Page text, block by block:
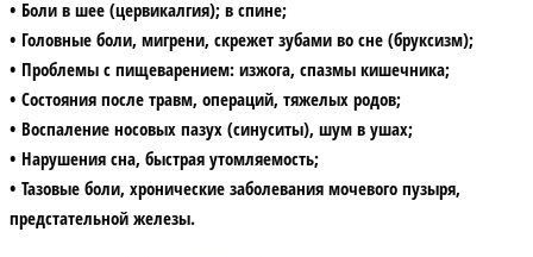
• Боли в шее (цервикалгия); в спине;
• Головные боли, мигрени, скрежет зубами во сне (бруксизм);
• Проблемы с пищеварением: изжога, спазмы кишечника;
• Состояния после травм, операций, тяжелых родов;
• Воспаление носовых пазух (синуситы), шум в ушах;
• Нарушения сна, быстрая утомляемость;
• Тазовые боли, хронические заболевания мочевого пузыря,
предстательной железы.